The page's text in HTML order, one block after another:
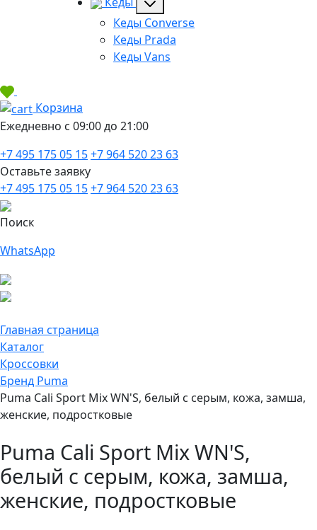
Кеды Converse
Кеды Prada
Кеды Vans
Корзина
Ежедневно с 09:00 до 21:00
+7 495 175 05 15+7 964 520 23 63
Оставьте заявку
+7 495 175 05 15+7 964 520 23 63
Поиск
WhatsApp
Главная страница
Каталог
Кроссовки
Бренд Puma
Puma Cali Sport Mix WN'S, белый с серым, кожа, замша,
женские, подростковые
Puma Cali Sport Mix WN'S,
белый с серым, кожа, замша,
женские, подростковые